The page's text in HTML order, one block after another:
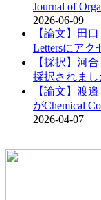
Journal of
2026-06-09
【論文】田
Lettersにアク
【採択】河
採択されまし
【論文】渡
がChemical
2026-04-07